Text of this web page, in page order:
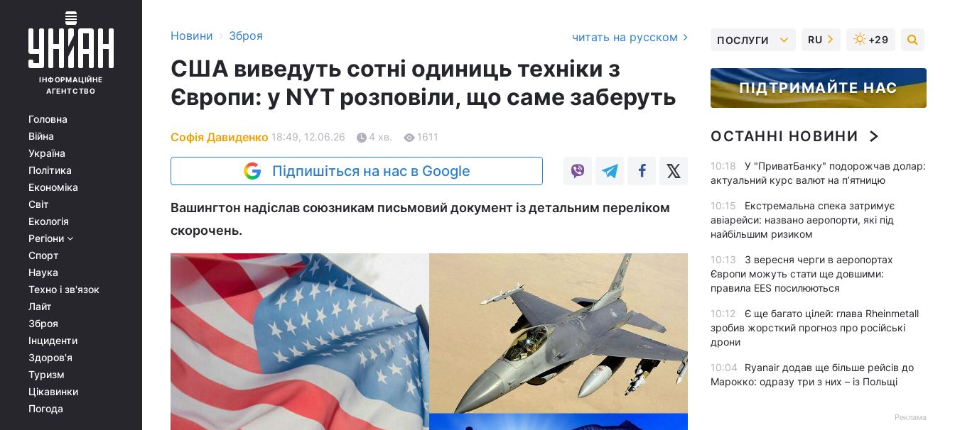
ІНФОРМАЦІЙНЕ
АГЕНТСТВО
Головна
Війна
Україна
Політика
Економіка
Світ
Екологія
Регіони
Спорт
Наука
Техно і зв'язок
Лайт
Зброя
Інциденти
Здоров'я
Туризм
Цікавинки
Погода
Новини › Зброя читать на русском
США виведуть сотні одиниць техніки з
Європи: у NYT розповіли, що саме заберуть
Софія Давиденко 18:49, 12.06.26 4 хв. 1611
Підпишіться на нас в Google
Вашингтон надіслав союзникам письмовий документ із детальним переліком
скорочень.
ПОСЛУГИ RU +29
ПІДТРИМАЙТЕ НАС
ОСТАННІ НОВИНИ
10:18
У "ПриватБанку" подорожчав долар:
актуальний курс валют на п’ятницю
10:15
Екстремальна спека затримує
авіарейси: названо аеропорти, які під
найбільшим ризиком
10:13
З вересня черги в аеропортах
Європи можуть стати ще довшими:
правила EES посилюються
10:12
Є ще багато цілей: глава Rheinmetall
зробив жорсткий прогноз про російські
дрони
10:04
Ryanair додав ще більше рейсів до
Марокко: одразу три з них – із Польщі
Реклама